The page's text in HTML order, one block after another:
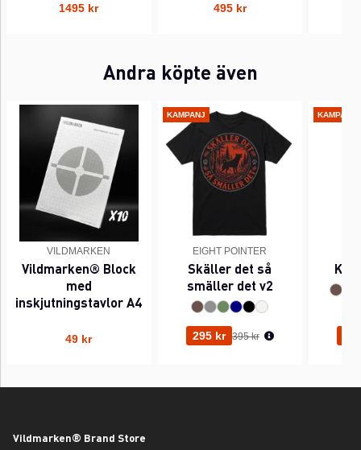
1495 kr 495 kr
Andra köpte även
VILDMARKEN
Vildmarken® Block
med
inskjutningstavlor A4
49 kr
KAMPANJ
EIGHT POINTER
Skäller det så
smäller det v2
295 kr Ordinarie pris:
395 kr
KAMPANJ
Vildmarken® Brand Store